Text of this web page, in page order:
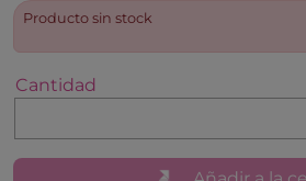
Producto sin stock
Cantidad